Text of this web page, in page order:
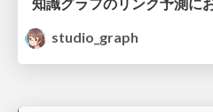
studio_graph